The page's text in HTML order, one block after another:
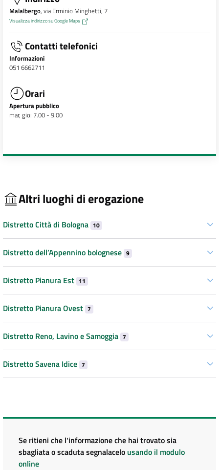
Malalbergo, via Erminio Minghetti, 7
Visualizza indirizzo su Google Maps
Contatti telefonici
Informazioni
051 6662711
Orari
Apertura pubblico
mar, gio: 7.00 - 9.00
Altri luoghi di erogazione
Distretto Città di Bologna 10
Distretto dell’Appennino bolognese 9
Distretto Pianura Est 11
Distretto Pianura Ovest 7
Distretto Reno, Lavino e Samoggia 7
Distretto Savena Idice 7
Se ritieni che l'informazione che hai trovato sia
sbagliata o scaduta segnalacelo usando il modulo
online